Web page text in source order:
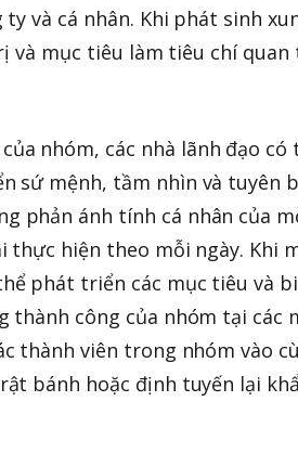
và cá nhân. Khi phát sinh
và mục tiêu làm tiêu chí
nhóm, các nhà lãnh đạo
sứ mệnh, tầm nhìn và tuyên
phản ánh tính cá nhân của
thực hiện theo mỗi ngày. Khi
phát triển các mục tiêu và
thành công của nhóm tại các
thành viên trong nhóm vào
bánh hoặc định tuyến lại